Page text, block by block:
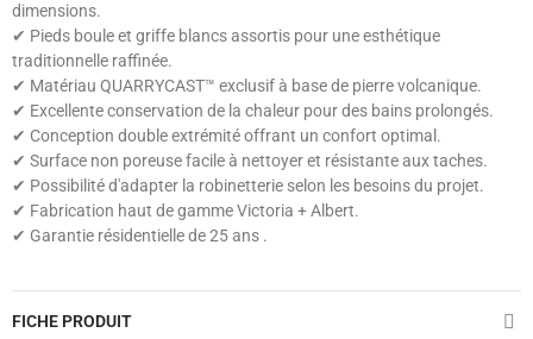
dimensions.
✔ Pieds boule et griffe blancs assortis pour une esthétique
traditionnelle raffinée.
✔ Matériau QUARRYCAST™ exclusif à base de pierre volcanique.
✔ Excellente conservation de la chaleur pour des bains prolongés.
✔ Conception double extrémité offrant un confort optimal.
✔ Surface non poreuse facile à nettoyer et résistante aux taches.
✔ Possibilité d'adapter la robinetterie selon les besoins du projet.
✔ Fabrication haut de gamme Victoria + Albert.
✔ Garantie résidentielle de 25 ans .
FICHE PRODUIT